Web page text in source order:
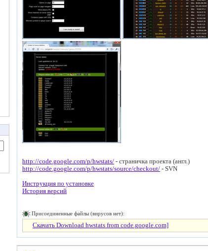
http://code.google.com/p/hwstats/ - cтраничка проекта (англ.)
http://code.google.com/p/hwstats/source/checkout/ - SVN
Инструкция по установке
История версий
Присоединенные файлы (вирусов нет):
Скачать Download hwstats from code.google.com]